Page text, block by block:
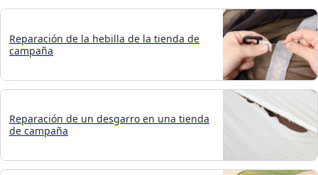
Reparación de la hebilla de la tienda de
campaña
Reparación de un desgarro en una tienda
de campaña